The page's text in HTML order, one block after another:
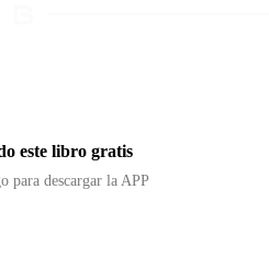
este libro gratis
para descargar la APP